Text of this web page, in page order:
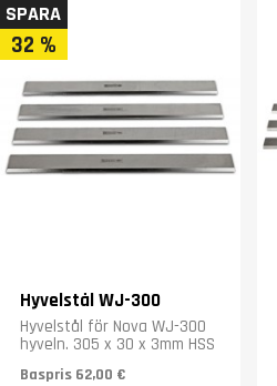
SPARA
32 %
Hyvelstål WJ-300
Hyvelstål för Nova WJ-300
hyveln. 305 x 30 x 3mm HSS
Baspris 62,00 €